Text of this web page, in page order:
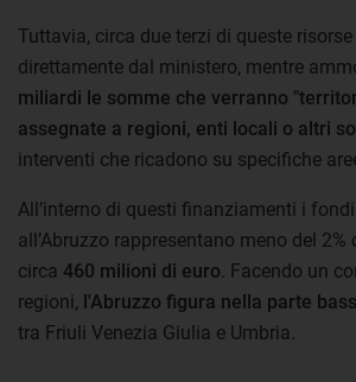
Tuttavia, circa due terzi di queste
direttamente dal ministero, mentre
miliardi le somme che verranno
assegnate a regioni, enti locali o altri
interventi che ricadono su specifiche
All’interno di questi finanziamenti i
all’Abruzzo rappresentano meno del 2%
circa 460 milioni di euro. Facendo un
regioni, l'Abruzzo figura nella parte
tra Friuli Venezia Giulia e Umbria.